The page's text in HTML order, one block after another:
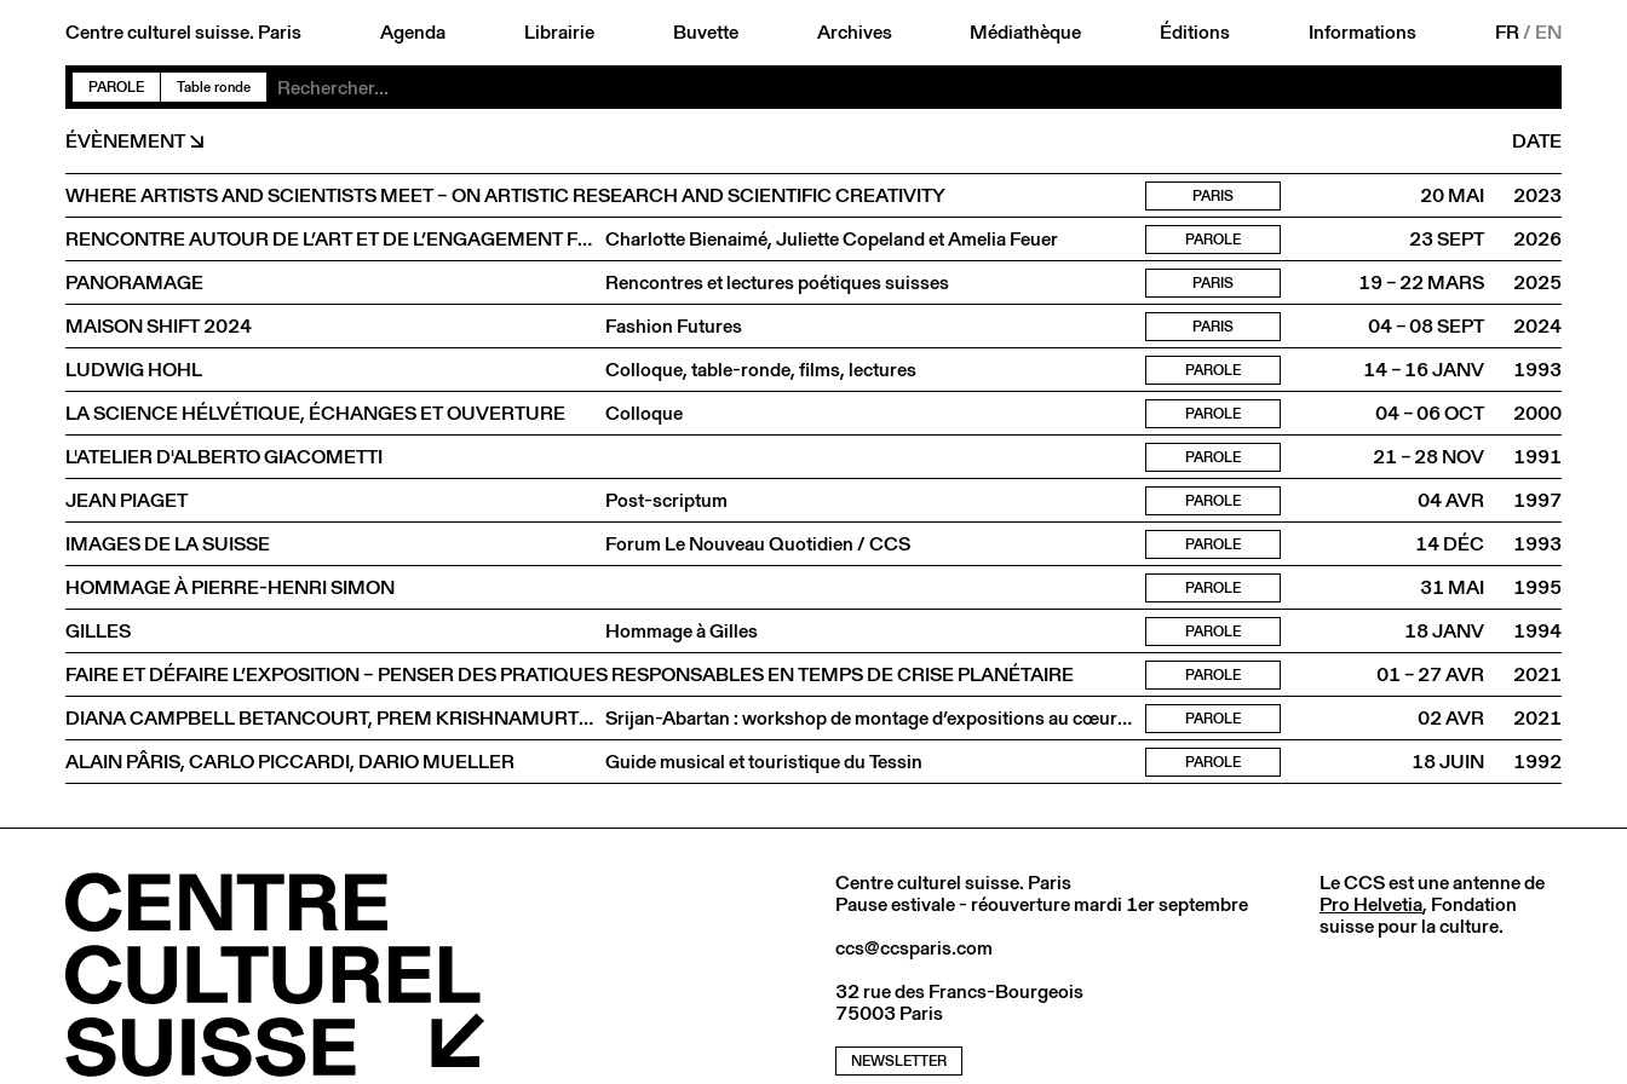
Centre culturel suisse. Paris Agenda Librairie Buvette Archives Médiathèque Éditions Informations FR/ EN
PAROLE Table ronde
ÉVÈNEMENT
DATE
WHERE ARTISTS AND SCIENTISTS MEET – ON ARTISTIC RESEARCH AND SCIENTIFIC CREATIVITY
PARIS 20 MAI
2023
RENCONTRE AUTOUR DE L’ART ET DE L’ENGAGEMENT FÉMINISTE Charlotte Bienaimé, Juliette Copeland et Amelia Feuer PAROLE 23 SEPT
2026
PANORAMAGE
Rencontres et lectures poétiques suisses PARIS 19 – 22 MARS
2025
MAISON SHIFT 2024
Fashion Futures PARIS 04 – 08 SEPT
2024
LUDWIG HOHL
Colloque, table-ronde, films, lectures PAROLE 14 – 16 JANV
1993
LA SCIENCE HÉLVÉTIQUE, ÉCHANGES ET OUVERTURE
Colloque PAROLE 04 – 06 OCT
2000
L'ATELIER D'ALBERTO GIACOMETTI
PAROLE 21 – 28 NOV
1991
JEAN PIAGET
Post-scriptum PAROLE 04 AVR
1997
IMAGES DE LA SUISSE
Forum Le Nouveau Quotidien / CCS PAROLE 14 DÉC
1993
HOMMAGE À PIERRE-HENRI SIMON
PAROLE 31 MAI
1995
GILLES
Hommage à Gilles PAROLE 18 JANV
1994
FAIRE ET DÉFAIRE L’EXPOSITION – PENSER DES PRATIQUES RESPONSABLES EN TEMPS DE CRISE PLANÉTAIRE
PAROLE 01 – 27 AVR
2021
DIANA CAMPBELL BETANCOURT, PREM KRISHNAMURTHY, DRIES RODET, INTEZA SHARIAR & NINA PAIM
Srijan-Abartan : workshop de montage d’expositions au cœur du Dhaka Art Summit 2020 PAROLE 02 AVR
2021
ALAIN PÂRIS, CARLO PICCARDI, DARIO MUELLER
Guide musical et touristique du Tessin PAROLE 18 JUIN 1992
Centre culturel suisse. Paris
Pause estivale - réouverture mardi 1er septembre
ccs@ccsparis.com
32 rue des Francs-Bourgeois
75003 Paris
NEWSLETTER
Le CCS est une antenne de
Pro Helvetia, Fondation
suisse pour la culture.